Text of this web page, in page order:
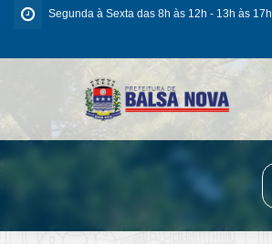
Segunda à Sexta das 8h às 12h - 13h às 17h